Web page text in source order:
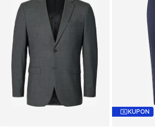
KUPON